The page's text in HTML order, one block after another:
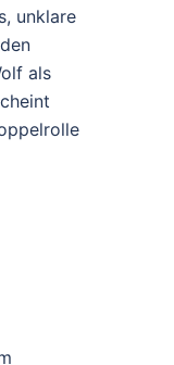
unklare
als